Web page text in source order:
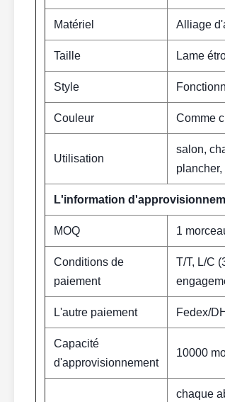
Matériel Alliage
Taille Lame
Style
Couleur Comme
Utilisation
salon,
L'information
MOQ 1
Conditions de
paiement
T/T, L/C
L'autre paiement Fedex/
Capacité
d'approvisionnement
10000
chaque